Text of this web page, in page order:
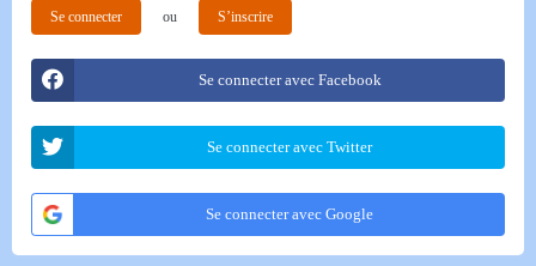
Se connecter ou S’inscrire
Se connecter avec Facebook
Se connecter avec Twitter
Se connecter avec Google